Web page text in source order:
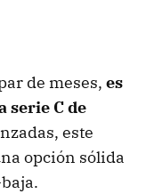
de meses, es
serie C de
este
opción sólida